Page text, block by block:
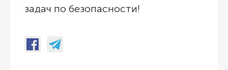
задач по безопасности!